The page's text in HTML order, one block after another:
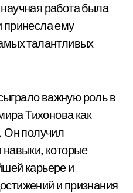
работа была
принесла ему
талантливых
важную роль в
Тихонова как
Он получил
навыки, которые
карьере и
и признания